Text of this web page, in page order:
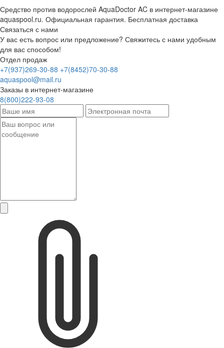
Средство против водорослей AquaDoctor AC в интернет-магазине
aquaspool.ru. Официальная гарантия. Бесплатная доставка
Связаться с нами
У вас есть вопрос или предложение? Свяжитесь с нами удобным
для вас способом!
Отдел продаж
+7(937)269-30-88 +7(8452)70-30-88
aquaspool@mail.ru
Заказы в интернет-магазине
8(800)222-93-08